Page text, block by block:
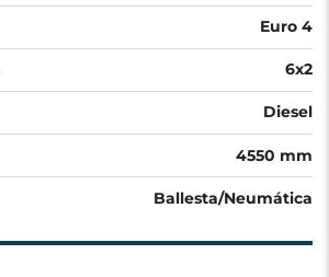
Euro 4
6x2
Diesel
4550 mm
Ballesta/Neumática